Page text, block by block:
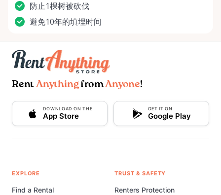
防止1棵树被砍伐
避免10年的填埋时间
Rent AnythingfromAnyone!
DOWNLOAD ON THE
App Store
GET IT ON
Google Play
EXPLORE
Find a Rental
TRUST & SAFETY
Renters Protection